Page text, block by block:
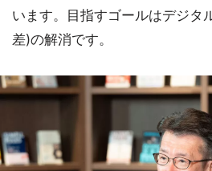
います。目指すゴールはデジタ
差)の解消です。